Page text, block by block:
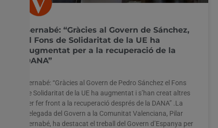
Bernabé: “Gràcies al Govern de Sánchez,
el Fons de Solidaritat de la UE ha
augmentat per a la recuperació de la
DANA”
Bernabé: “Gràcies al Govern de Pedro Sánchez el Fons
de Solidaritat de la UE ha augmentat i s’han creat altres
per fer front a la recuperació després de la DANA” .La
delegada del Govern a la Comunitat Valenciana, Pilar
Bernabé, ha destacat el treball del Govern d’Espanya per